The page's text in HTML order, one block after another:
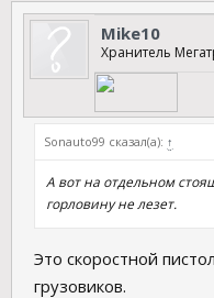
Mike10
Хранитель
Sonauto99 сказал(а): ↑
А вот на отдельном
горловину не лезет.
Это скоростной
грузовиков.